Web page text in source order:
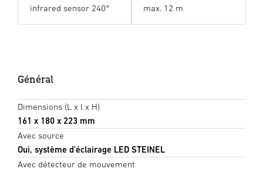
infrared sensor 240° max. 12 m
Général
Dimensions (L x l x H)
161 x 180 x 223 mm
Avec source
Oui, système d'éclairage LED STEINEL
Avec détecteur de mouvement